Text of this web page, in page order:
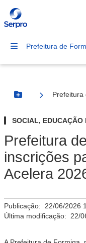
Prefeitura de
Botão Menu
Prefeitura
SOCIAL, EDUCAÇÃO
Prefeitura
inscrições
Acelera
Publicação: 22/06/2026
Última modificação: 22/